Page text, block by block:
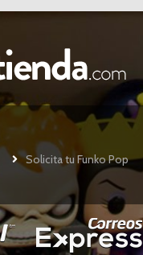
Solicita tu Funko Pop